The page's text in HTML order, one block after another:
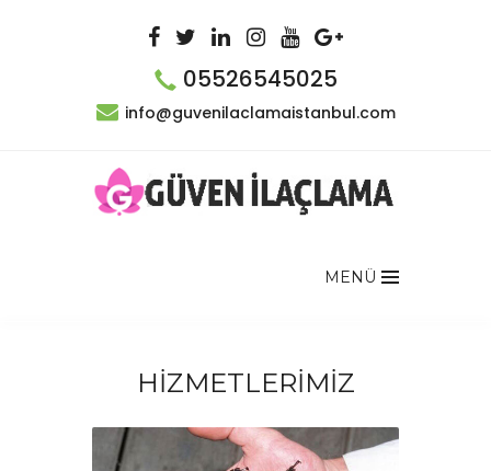
05526545025
info@guvenilaclamaistanbul.com
MENÜ
HİZMETLERİMİZ